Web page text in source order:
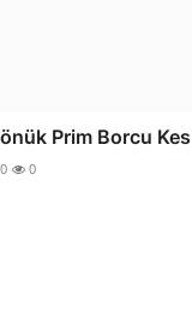
Prim Borcu
0 0